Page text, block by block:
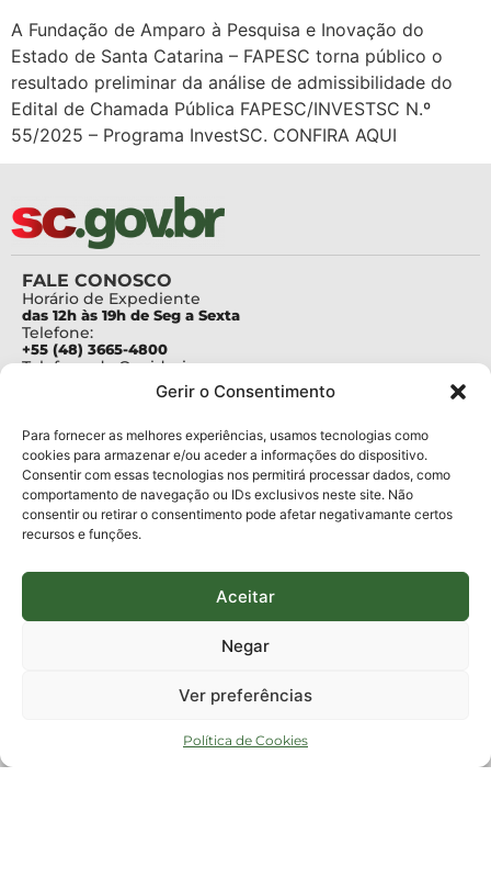
Gerir o Consentimento
Para fornecer as melhores experiências, usamos tecnologias como
cookies para armazenar e/ou aceder a informações do dispositivo.
Consentir com essas tecnologias nos permitirá processar dados, como
comportamento de navegação ou IDs exclusivos neste site. Não
consentir ou retirar o consentimento pode afetar negativamante certos
recursos e funções.
Aceitar
Negar
Ver preferências
Política de Cookies
A Fundação de Amparo à Pesquisa e Inovação do
Estado de Santa Catarina – FAPESC torna público o
resultado preliminar da análise de admissibilidade do
Edital de Chamada Pública FAPESC/INVESTSC N.º
55/2025 – Programa InvestSC. CONFIRA AQUI
FALE CONOSCO
Horário de Expediente
das 12h às 19h de Seg a Sexta
Telefone:
+55 (48) 3665-4800
Telefone da Ouvidoria
Para assuntos relacionados à Pesquisa
pesquisa@fapesc.sc.gov.br
Para assuntos relacionados à Inovação
inovacao@fapesc.sc.gov.br
Para assuntos relacionados à Bolsas
bolsas@fapesc.sc.gov.br
Para assuntos relacionados à Prestação de Contas
Para assuntos relacionados à Plataforma
plataforma@fapesc.sc.gov.br
Jair Artur da Silva dpo@fapesc.sc.gov.br 3665-4831
km 01, Módulo 12A, Edifício Fapesc / Celta, 5° andar